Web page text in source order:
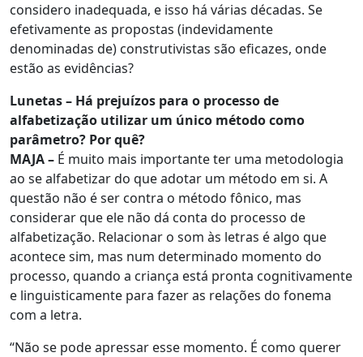
considero inadequada, e isso há várias décadas. Se
efetivamente as propostas (indevidamente
denominadas de) construtivistas são eficazes, onde
estão as evidências?
Lunetas – Há prejuízos para o processo de
alfabetização utilizar um único método como
parâmetro? Por quê?
MAJA – É muito mais importante ter uma metodologia
ao se alfabetizar do que adotar um método em si. A
questão não é ser contra o método fônico, mas
considerar que ele não dá conta do processo de
alfabetização. Relacionar o som às letras é algo que
acontece sim, mas num determinado momento do
processo, quando a criança está pronta cognitivamente
e linguisticamente para fazer as relações do fonema
com a letra.
“Não se pode apressar esse momento. É como querer